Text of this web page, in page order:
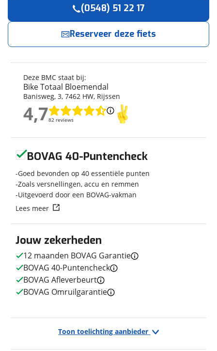
BMC
Model
ROADMACHINE ONE H58
Modeljaar
Soort fiets
Racefiets
Frametype
Heren
Framehoogte
58 cm
Techniek
Transmissie
Derailleur
Aantal versnellingen
Kleur
Zwart
Fabriekskleur
achter
Model primair remsysteem
achter
SRAM
Toon toelichting aanbieder
Deze BMC staat bij:
Bike Totaal Bloemendal
Banisweg, 3, 7462 HW, Rijssen
4,782 reviews
4,7
(0548) 51 22 17
Reserveer deze fiets
nu!
Bike Totaal Bloemendal neemt snel contact met
Naam
viaBOVAG.nl verwerkt je persoonsgegevens om je aanvraag zo
goed mogelijk bij de aanbieder te brengen. Lees hier meer
over in onze privacyverklaring
Jouw zekerheden
12 maanden BOVAG Garantie
BOVAG 40-Puntencheck
BOVAG Afleverbeurt
BOVAG Omruilgarantie
BOVAG 40-Puntencheck
Goed bevonden op 40 essentiële punten
Zoals versnellingen, accu en remmen
Uitgevoerd door een BOVAG-vakman
Lees meer